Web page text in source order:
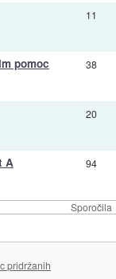
Sporočila
11
pomoc 38
20
A 94
pridržanih